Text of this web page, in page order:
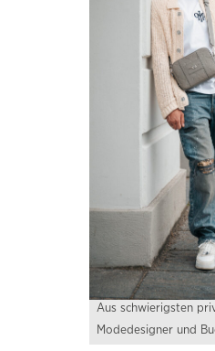
Aus schwierigsten
Modedesigner und